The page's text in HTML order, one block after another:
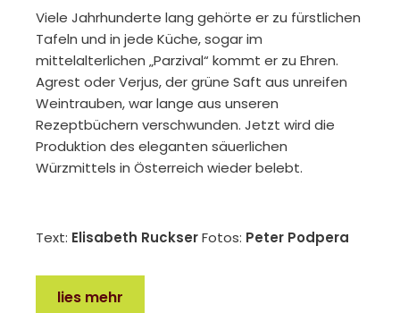
Viele Jahrhunderte lang gehörte er zu fürstlichen
Tafeln und in jede Küche, sogar im
mittelalterlichen „Parzival“ kommt er zu Ehren.
Agrest oder Verjus, der grüne Saft aus unreifen
Weintrauben, war lange aus unseren
Rezeptbüchern verschwunden. Jetzt wird die
Produktion des eleganten säuerlichen
Würzmittels in Österreich wieder belebt.
Text: Elisabeth RuckserFotos: Peter Podpera
lies mehr